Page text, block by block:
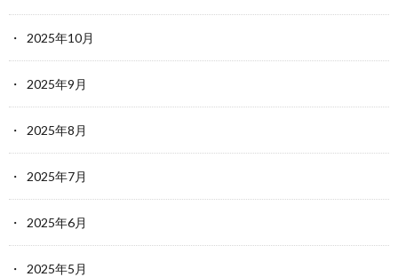
2025年10月
2025年9月
2025年8月
2025年7月
2025年6月
2025年5月